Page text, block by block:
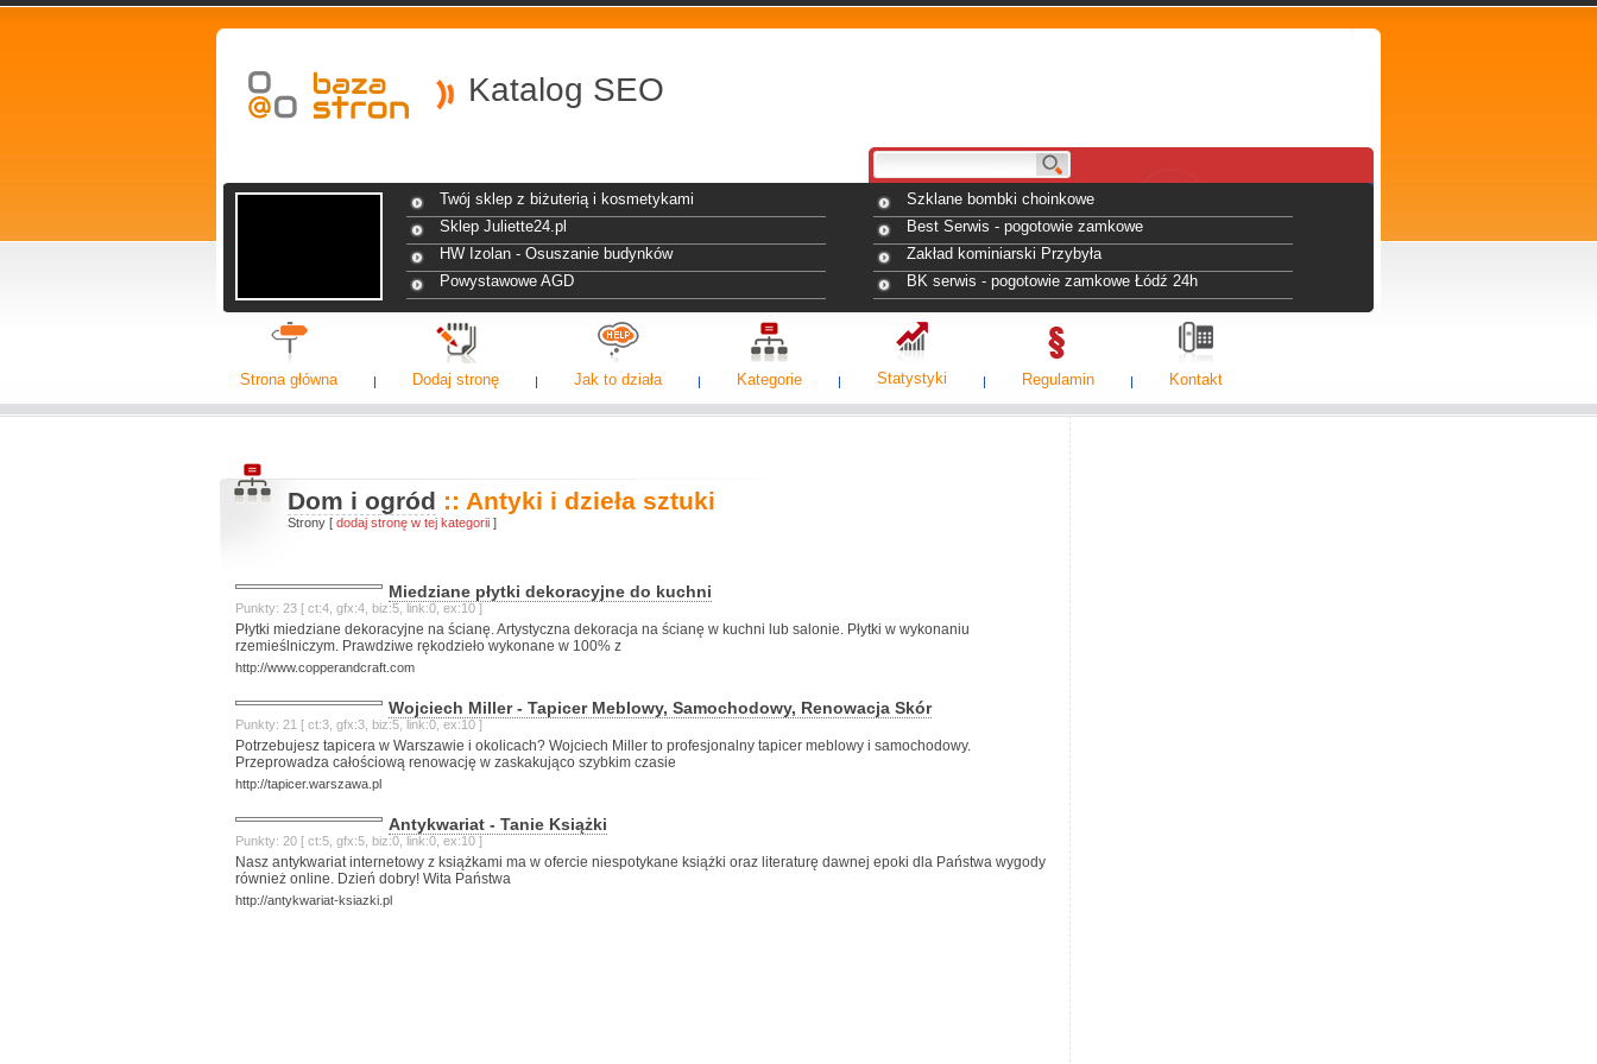
Katalog SEO
Twój sklep z biżuterią i kosmetykami
Szklane bombki choinkowe
Sklep Juliette24.pl
Best Serwis - pogotowie zamkowe
HW Izolan - Osuszanie budynków
Zakład kominiarski Przybyła
Powystawowe AGD
BK serwis - pogotowie zamkowe Łódź 24h
Strona główna Dodaj stronę Jak to działa Kategorie Statystyki Regulamin Kontakt
Dom i ogród :: Antyki i dzieła sztuki
Strony [ dodaj stronę w tej kategorii ]
Miedziane płytki dekoracyjne do kuchni
Punkty: 23 [ ct:4, gfx:4, biz:5, link:0, ex:10 ]
Płytki miedziane dekoracyjne na ścianę. Artystyczna dekoracja na ścianę w kuchni lub salonie. Płytki w wykonaniu
rzemieślniczym. Prawdziwe rękodzieło wykonane w 100% z
http://www.copperandcraft.com
Wojciech Miller - Tapicer Meblowy, Samochodowy, Renowacja Skór
Punkty: 21 [ ct:3, gfx:3, biz:5, link:0, ex:10 ]
Potrzebujesz tapicera w Warszawie i okolicach? Wojciech Miller to profesjonalny tapicer meblowy i samochodowy.
Przeprowadza całościową renowację w zaskakująco szybkim czasie
http://tapicer.warszawa.pl
Antykwariat - Tanie Książki
Punkty: 20 [ ct:5, gfx:5, biz:0, link:0, ex:10 ]
Nasz antykwariat internetowy z książkami ma w ofercie niespotykane książki oraz literaturę dawnej epoki dla Państwa wygody
również online. Dzień dobry! Wita Państwa
http://antykwariat-ksiazki.pl